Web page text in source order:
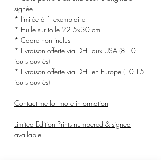
signée
* limitée à 1 exemplaire
* Huile sur toile 22.5x30 cm
* Cadre non inclus
* Livraison offerte via DHL aux USA (8-10
jours ouvrés)
* Livraison offerte via DHL en Europe (10-15
jours ouvrés)
Contact me for more information
Limited Edition Prints numbered & signed
available